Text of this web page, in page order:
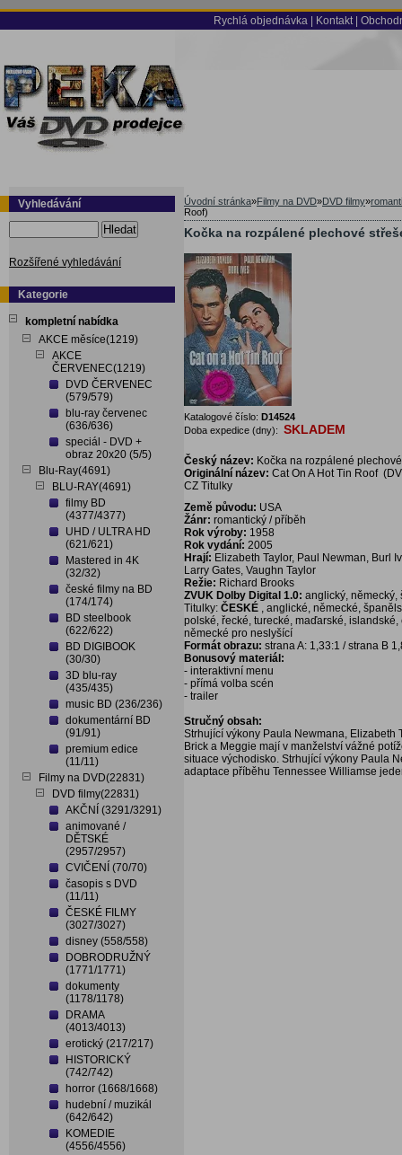
Rychlá objednávka Kontakt
Vyhledávání
Hledat
Rozšířené vyhledávání
Kategorie
kompletní nabídka
AKCE měsíce(1219)
AKCE
ČERVENEC(1219)
DVD ČERVENEC
(579/579)
blu-ray červenec
(636/636)
speciál - DVD +
obraz 20x20 (5/5)
Blu-Ray(4691)
BLU-RAY(4691)
filmy BD
(4377/4377)
UHD / ULTRA HD
(621/621)
Mastered in 4K
(32/32)
české filmy na BD
(174/174)
BD steelbook
(622/622)
BD DIGIBOOK
(30/30)
3D blu-ray
(435/435)
music BD (236/236)
dokumentární BD
(91/91)
premium edice
(11/11)
Filmy na DVD(22831)
DVD filmy(22831)
AKČNÍ (3291/3291)
animované /
DĚTSKÉ
(2957/2957)
CVIČENÍ (70/70)
časopis s DVD
(11/11)
ČESKÉ FILMY
(3027/3027)
disney (558/558)
DOBRODRUŽNÝ
(1771/1771)
dokumenty
(1178/1178)
DRAMA
(4013/4013)
erotický (217/217)
HISTORICKÝ
(742/742)
horror (1668/1668)
hudební / muzikál
(642/642)
KOMEDIE
(4556/4556)
Úvodní stránka»Filmy na DVD»DVD filmy»
Roof)
Kočka na rozpálené plechové
Katalogové číslo: D14524
Doba expedice (dny): SKLADEM
Český název: Kočka na rozpálené
Originální název: Cat On A Hot Tin Roof
CZ Titulky
Země původu: USA
Žánr: romantický / příběh
Rok výroby: 1958
Rok vydání: 2005
Hrají: Elizabeth Taylor, Paul Newman, Burl
Larry Gates, Vaughn Taylor
Režie: Richard Brooks
ZVUK Dolby Digital 1.0: anglický, německý,
Titulky: ČESKÉ , anglické, německé,
polské, řecké, turecké, maďarské,
německé pro neslyšící
Formát obrazu: strana A: 1,33:1 / strana B
Bonusový materiál:
- interaktivní menu
- přímá volba scén
- trailer
Stručný obsah:
Strhující výkony Paula Newmana, Elizabeth
Brick a Meggie mají v manželství vážné
situace východisko. Strhující výkony Paula
adaptace příběhu Tennessee Williamse